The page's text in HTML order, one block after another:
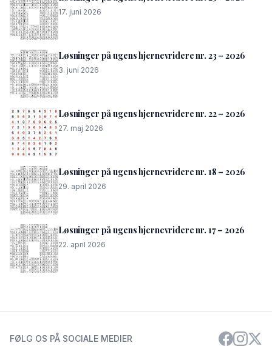
17. juni 2026
Løsninger på ugens hjernevridere nr. 23 – 2026
3. juni 2026
Løsninger på ugens hjernevridere nr. 22 – 2026
27. maj 2026
Løsninger på ugens hjernevridere nr. 18 – 2026
29. april 2026
Løsninger på ugens hjernevridere nr. 17 – 2026
22. april 2026
FØLG OS PÅ SOCIALE MEDIER